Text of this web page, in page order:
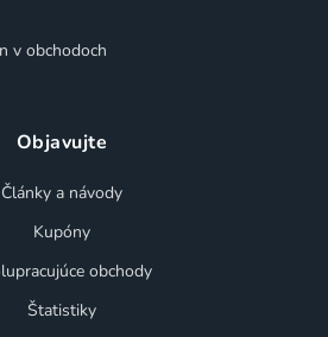
v obchodoch
Objavujte
Články a návody
Kupóny
obchody
Štatistiky